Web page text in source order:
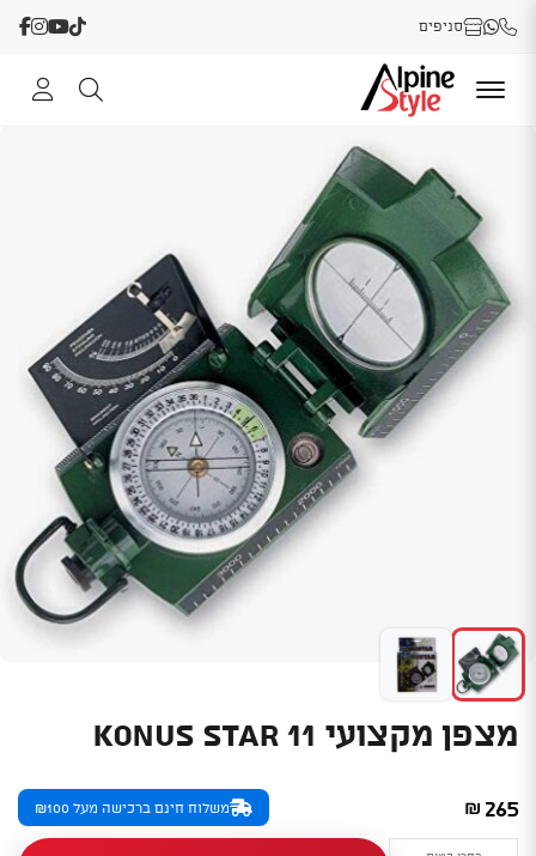
סניפים
מצפן מקצועי KONUS STAR 11
₪ 265 משלוח חינם ברכישה מעל ₪100